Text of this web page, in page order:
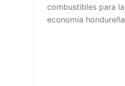
combustibles para la
economía hondureña